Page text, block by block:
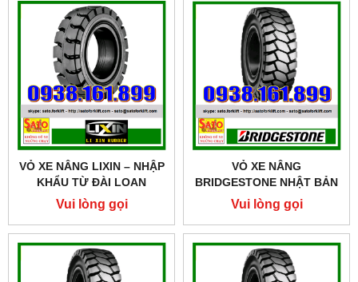
VỎ XE NÂNG LIXIN – NHẬP
KHẨU TỪ ĐÀI LOAN
Vui lòng gọi
VỎ XE NÂNG
BRIDGESTONE NHẬT BẢN
SIZE 825-15
Vui lòng gọi